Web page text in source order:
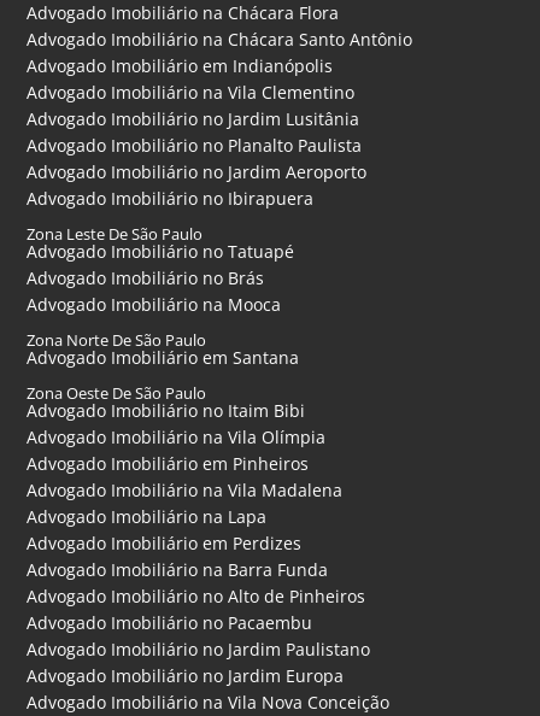
Advogado Imobiliário na Chácara Flora
Advogado Imobiliário na Chácara Santo Antônio
Advogado Imobiliário em Indianópolis
Advogado Imobiliário na Vila Clementino
Advogado Imobiliário no Jardim Lusitânia
Advogado Imobiliário no Planalto Paulista
Advogado Imobiliário no Jardim Aeroporto
Advogado Imobiliário no Ibirapuera
Zona Leste De São Paulo
Advogado Imobiliário no Tatuapé
Advogado Imobiliário no Brás
Advogado Imobiliário na Mooca
Zona Norte De São Paulo
Advogado Imobiliário em Santana
Zona Oeste De São Paulo
Advogado Imobiliário no Itaim Bibi
Advogado Imobiliário na Vila Olímpia
Advogado Imobiliário em Pinheiros
Advogado Imobiliário na Vila Madalena
Advogado Imobiliário na Lapa
Advogado Imobiliário em Perdizes
Advogado Imobiliário na Barra Funda
Advogado Imobiliário no Alto de Pinheiros
Advogado Imobiliário no Pacaembu
Advogado Imobiliário no Jardim Paulistano
Advogado Imobiliário no Jardim Europa
Advogado Imobiliário na Vila Nova Conceição